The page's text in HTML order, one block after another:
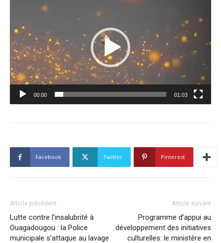
00:00 01:03
Facebook Twitter Pinterest
Article précédent
Lutte contre l’insalubrité à
Ouagadougou : la Police
municipale s’attaque au lavage
Article suivant
Programme d’appui au
développement des initiatives
culturelles: le ministère en